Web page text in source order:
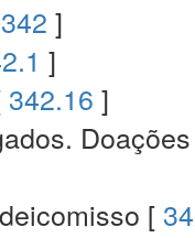
342 ]
]
342.16 ]
[